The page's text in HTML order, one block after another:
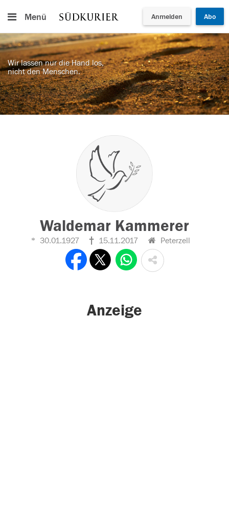
Menü Anmelden Abo
Wir lassen nur die Hand los,
nicht den Menschen.
Waldemar Kammerer
30.01.1927 15.11.2017 Peterzell
Anzeige